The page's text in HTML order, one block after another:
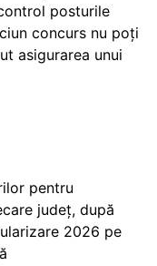
posturile
concurs nu poți
asigurarea unui
pentru
județ, după
2026 pe